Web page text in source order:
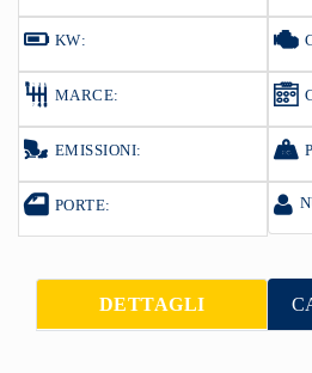
KW:
MARCE:
EMISSIONI:
PORTE:
DETTAGLI